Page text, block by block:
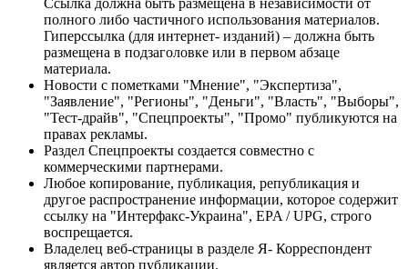
полного либо частичного использования материалов.
Гиперссылка (для интернет- изданий) – должна быть
размещена в подзаголовке или в первом абзаце
материала.
Новости с пометками "Мнение", "Экспертиза",
"Заявление", "Регионы", "Деньги", "Власть", "Выборы",
"Тест-драйв", "Спецпроекты", "Промо" публикуются на
правах рекламы.
Раздел Спецпроекты создается совместно с
коммерческими партнерами.
Любое копирование, публикация, републикация и
другое распространение информации, которое содержит
ссылку на "Интерфакс-Украина", EPA / UPG, строго
воспрещается.
Владелец веб-страницы в разделе Я- Корреспондент
является автор публикации.